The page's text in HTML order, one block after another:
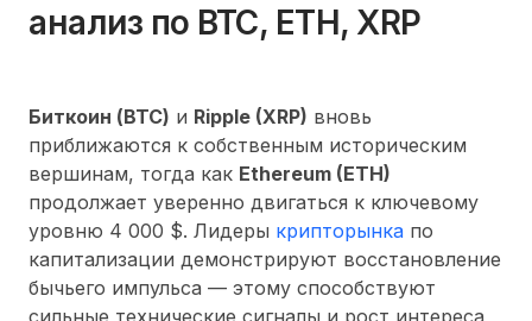
анализ по BTC, ETH, XRP
Биткоин (BTC) и Ripple (XRP) вновь
приближаются к собственным историческим
вершинам, тогда как Ethereum (ETH)
продолжает уверенно двигаться к ключевому
уровню 4 000 $. Лидеры крипторынка по
капитализации демонстрируют восстановление
бычьего импульса — этому способствуют
сильные технические сигналы и рост интереса